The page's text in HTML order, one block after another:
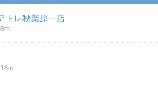
トレ秋葉原一店